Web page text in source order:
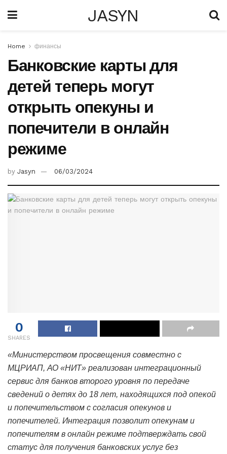
JASYN
Home финансы
Банковские карты для
детей теперь могут
открыть опекуны и
попечители в онлайн
режиме
by Jasyn 06/03/2024
0
SHARES
«Министерством просвещения совместно с
МЦРИАП, АО «НИТ» реализован интеграционный
сервис для банков второго уровня по передаче
сведений о детях до 18 лет, находящихся под опекой
и попечительством с согласия опекунов и
попечителей. Интеграция позволит опекунам и
попечителям в онлайн режиме подтверждать свой
статус для получения банковских услуг без